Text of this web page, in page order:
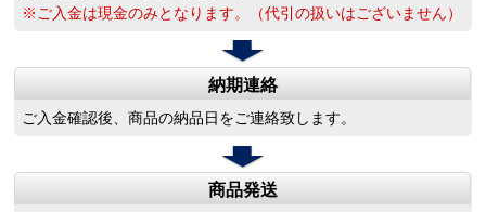
※ご入金は現金のみとなります。（代引の扱いはございません）
納期連絡
ご入金確認後、商品の納品日をご連絡致します。
商品発送